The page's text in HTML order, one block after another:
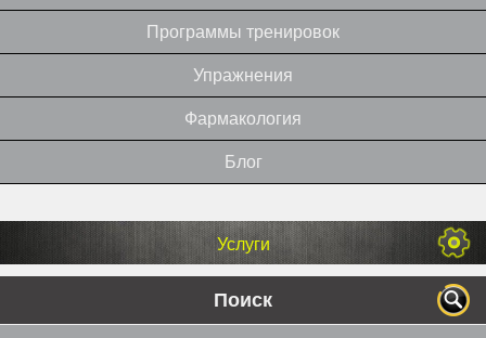
Программы тренировок
Упражнения
Фармакология
Блог
Услуги
Поиск